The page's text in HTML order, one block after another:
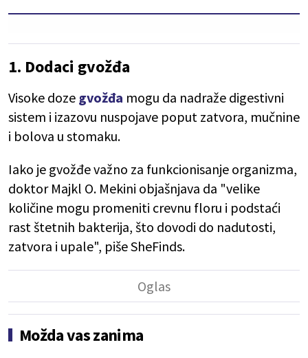
1. Dodaci gvožđa
Visoke doze gvožđa mogu da nadraže digestivni
sistem i izazovu nuspojave poput zatvora, mučnine
i bolova u stomaku.
Iako je gvožđe važno za funkcionisanje organizma,
doktor Majkl O. Mekini objašnjava da "velike
količine mogu promeniti crevnu floru i podstaći
rast štetnih bakterija, što dovodi do nadutosti,
zatvora i upale", piše SheFinds.
Možda vas zanima